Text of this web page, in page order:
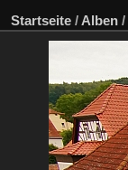
Startseite / Alben /